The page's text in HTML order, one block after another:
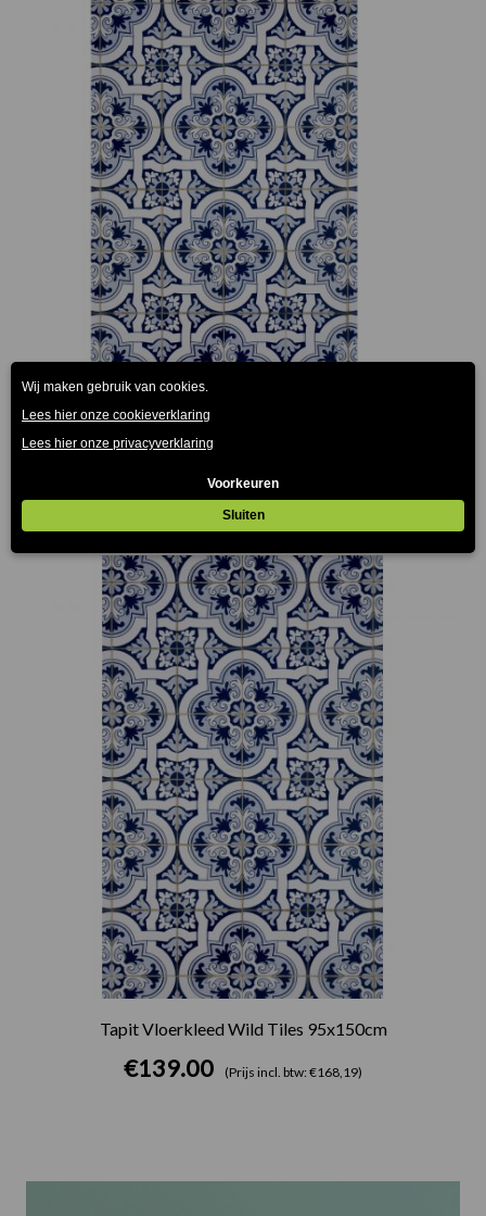
Tapit Vloerkleed Wild Tiles 120x190cm
Tapit Vloerkleed Wild Tiles 95x150cm
€139.00 (Prijs incl. btw: €168,19)